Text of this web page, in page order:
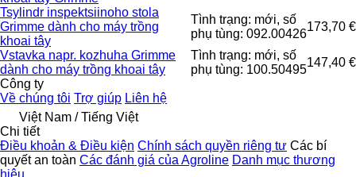
Tsylindr inspektsiinoho stola
Grimme dành cho máy trồng
khoai tây
Tình trạng: mới, số
phụ tùng: 092.00426
173,70 €
Vstavka napr. kozhuha Grimme
dành cho máy trồng khoai tây
Tình trạng: mới, số
phụ tùng: 100.50495
147,40 €
Công ty
Về chúng tôi Trợ giúp Liên hệ
Việt Nam / Tiếng Việt
Chi tiết
Điều khoản & Điều kiện Chính sách quyền riêng tư Các bí
quyết an toàn Các đánh giá của Agroline Danh mục thương
hiệu